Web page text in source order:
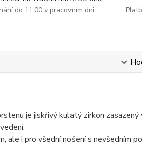
do 11:00 v pracovním dni
je jiskřivý kulatý zirkon
ale i pro všední nošení s nevšedním